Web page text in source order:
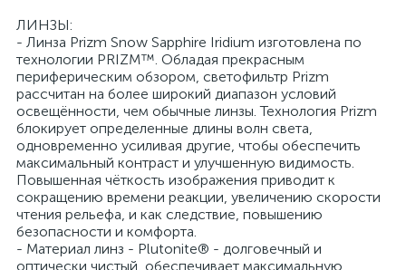
ЛИНЗЫ:
- Линза Prizm Snow Sapphire Iridium изготовлена по
технологии PRIZM™. Обладая прекрасным
периферическим обзором, светофильтр Prizm
рассчитан на более широкий диапазон условий
освещённости, чем обычные линзы. Технология Prizm
блокирует определенные длины волн света,
одновременно усиливая другие, чтобы обеспечить
максимальный контраст и улучшенную видимость.
Повышенная чёткость изображения приводит к
сокращению времени реакции, увеличению скорости
чтения рельефа, и как следствие, повышению
безопасности и комфорта.
- Материал линз - Plutonite® - долговечный и
оптически чистый, обеспечивает максимальную